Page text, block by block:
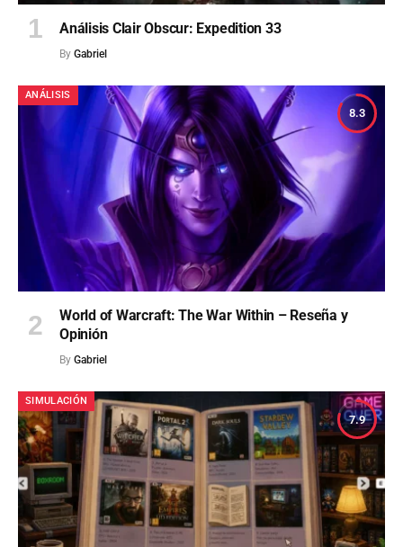
Análisis Clair Obscur: Expedition 33
By Gabriel
8.3
ANÁLISIS
World of Warcraft: The War Within – Reseña y
Opinión
By Gabriel
7.9
SIMULACIÓN